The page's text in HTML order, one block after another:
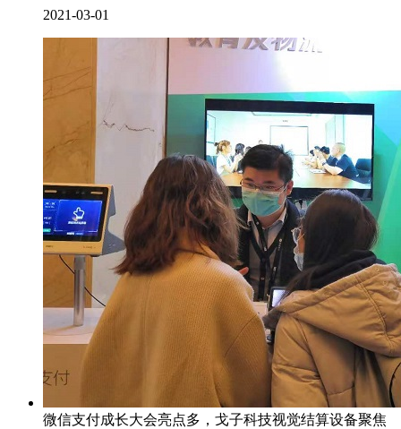
2021-03-01
微信支付成长大会亮点多，戈子科技视觉结算设备聚焦